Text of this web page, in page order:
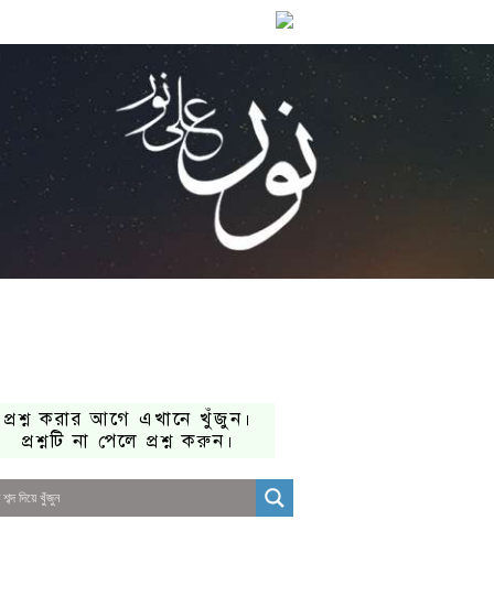
প্রশ্ন করার আগে এখানে খুঁজুন।
প্রশ্নটি না পেলে প্রশ্ন করুন।